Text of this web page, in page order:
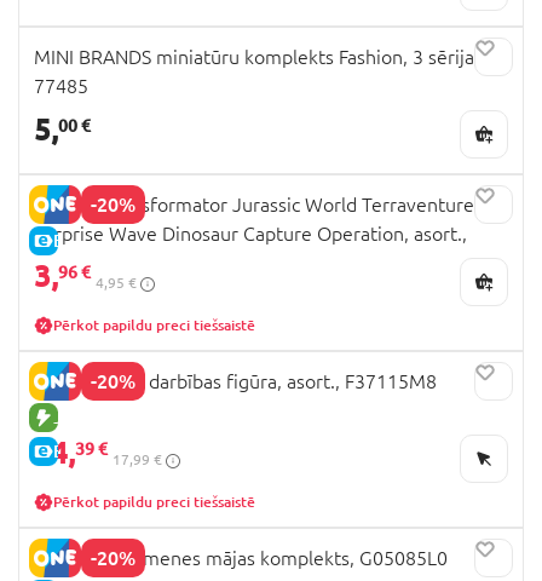
MINI BRANDS miniatūru komplekts Fashion, 3 sērija,
77485
5,00 €
-20%
E-CENA
Blokees transformator Jurassic World Terraventure
Surprise Wave Dinosaur Capture Operation, asort.,
75641
3,96 €
4,95 €
Pērkot papildu preci tiešsaistē
-20%
JAUNA PRECE
E-CENA
SPIDER-MAN darbības figūra, asort., F37115M8
14,39 €
17,99 €
Pērkot papildu preci tiešsaistē
-20%
PEPPA PIG ģimenes mājas komplekts, G05085L0